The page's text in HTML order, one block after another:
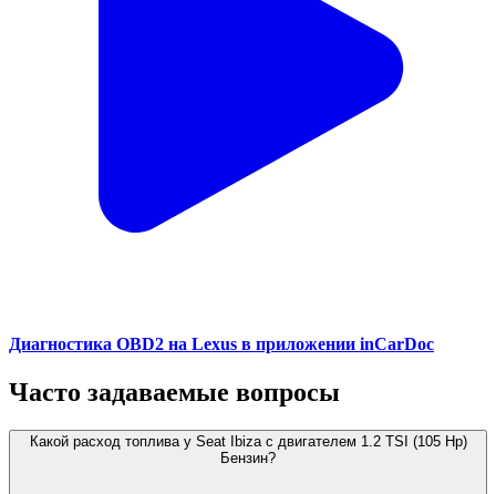
Диагностика OBD2 на Lexus в приложении inCarDoc
Часто задаваемые вопросы
Какой расход топлива у Seat Ibiza с двигателем 1.2 TSI (105 Hp)
Бензин?